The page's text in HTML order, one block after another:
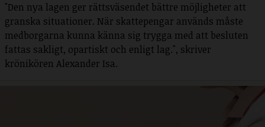
"Den nya lagen ger rättsväsendet bättre möjligheter att
granska situationer. När skattepengar används måste
medborgarna kunna känna sig trygga med att besluten
fattas sakligt, opartiskt och enligt lag.", skriver
krönikören Alexander Isa.